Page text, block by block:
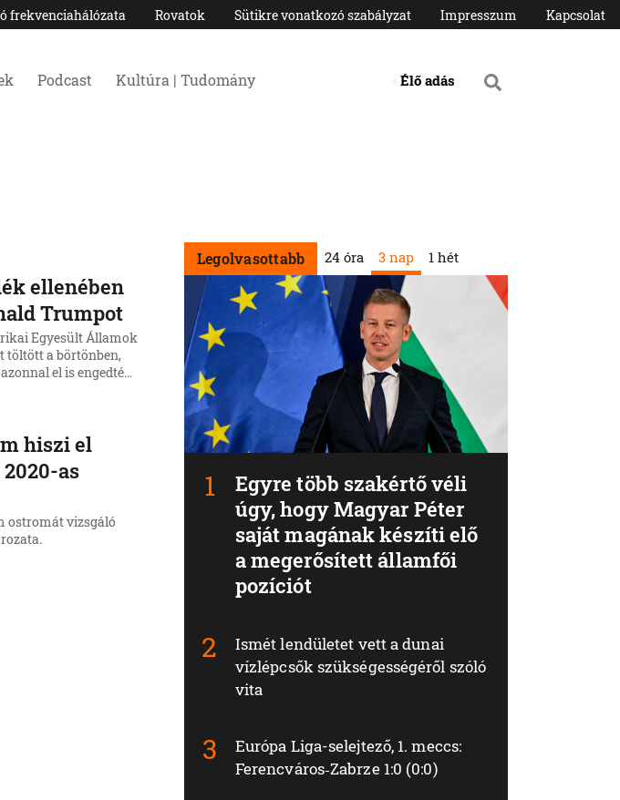
frekvenciahálózata Rovatok Sütikre vonatkozó szabályzat Impresszum Kapcsolat
Podcast Kultúra | Tudomány Élő adás
ellenében
Trumpot
Egyesült Államok
töltött a börtönben,
el is engedték.
hiszi el
as
ostromát vizsgáló
Legolvasottabb 24 óra 3 nap
Egyre több szakértő véli
úgy, hogy Magyar Péter
saját magának készíti elő
a megerősített államfői
pozíciót
Ismét lendületet vett a dunai
vízlépcsők szükségességéről szóló
vita
Európa Liga-selejtező, 1. meccs:
Ferencváros‑Zabrze 1:0 (0:0)
1 hét